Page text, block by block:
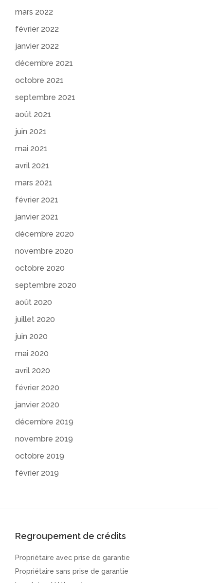
mars 2022
février 2022
janvier 2022
décembre 2021
octobre 2021
septembre 2021
août 2021
juin 2021
mai 2021
avril 2021
mars 2021
février 2021
janvier 2021
décembre 2020
novembre 2020
octobre 2020
septembre 2020
août 2020
juillet 2020
juin 2020
mai 2020
avril 2020
février 2020
janvier 2020
décembre 2019
novembre 2019
octobre 2019
février 2019
Regroupement de crédits
Propriétaire avec prise de garantie
Propriétaire sans prise de garantie